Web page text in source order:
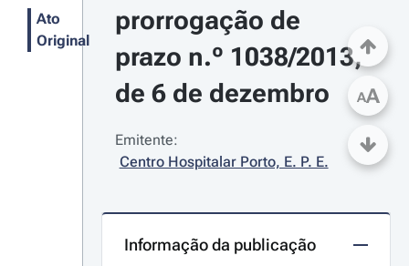
Ato
Original
prorrogação de
prazo n.º 1038/2013,
de 6 de dezembro
Emitente:
Centro Hospitalar Porto, E. P. E.
Informação da publicação
AA